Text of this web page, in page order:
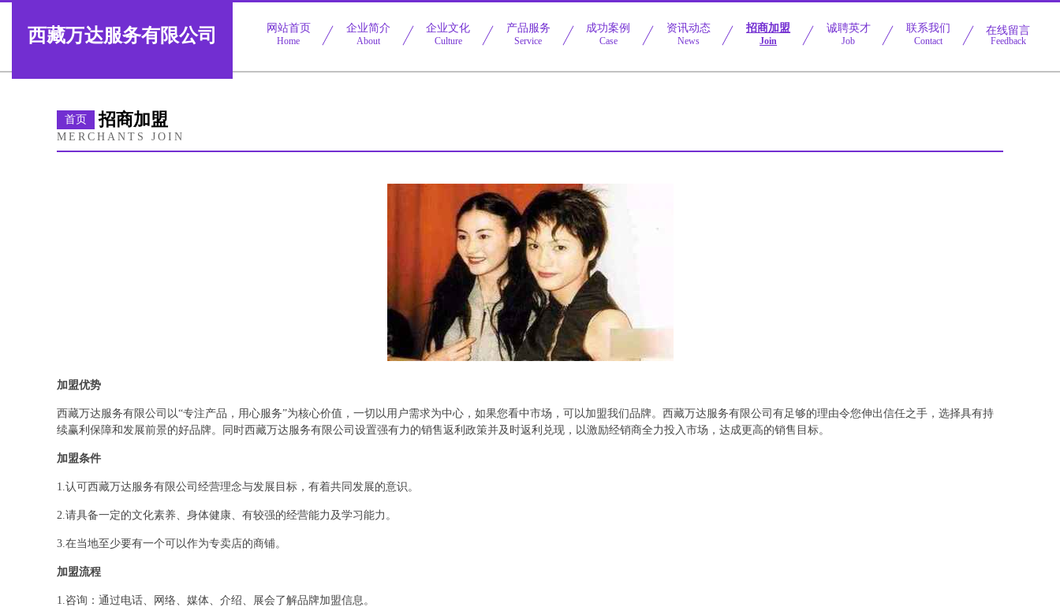
西藏万达服务有限公司 网站首页
Home
企业简介
About
企业文化
Culture
产品服务
Service
成功案例
Case
资讯动态
News
招商加盟
Join
诚聘英才
Job
联系我们
Contact
在线留言
Feedback
首页 招商加盟
MERCHANTS JOIN
加盟优势
西藏万达服务有限公司以“专注产品，用心服务”为核心价值，一切以用户需求为中心，如果您看中市场，可以加盟我们品牌。西藏万达服务有限公司有足够的理由令您伸出信任之手，选择具有持
续赢利保障和发展前景的好品牌。同时西藏万达服务有限公司设置强有力的销售返利政策并及时返利兑现，以激励经销商全力投入市场，达成更高的销售目标。
加盟条件
1.认可西藏万达服务有限公司经营理念与发展目标，有着共同发展的意识。
2.请具备一定的文化素养、身体健康、有较强的经营能力及学习能力。
3.在当地至少要有一个可以作为专卖店的商铺。
加盟流程
1.咨询：通过电话、网络、媒体、介绍、展会了解品牌加盟信息。